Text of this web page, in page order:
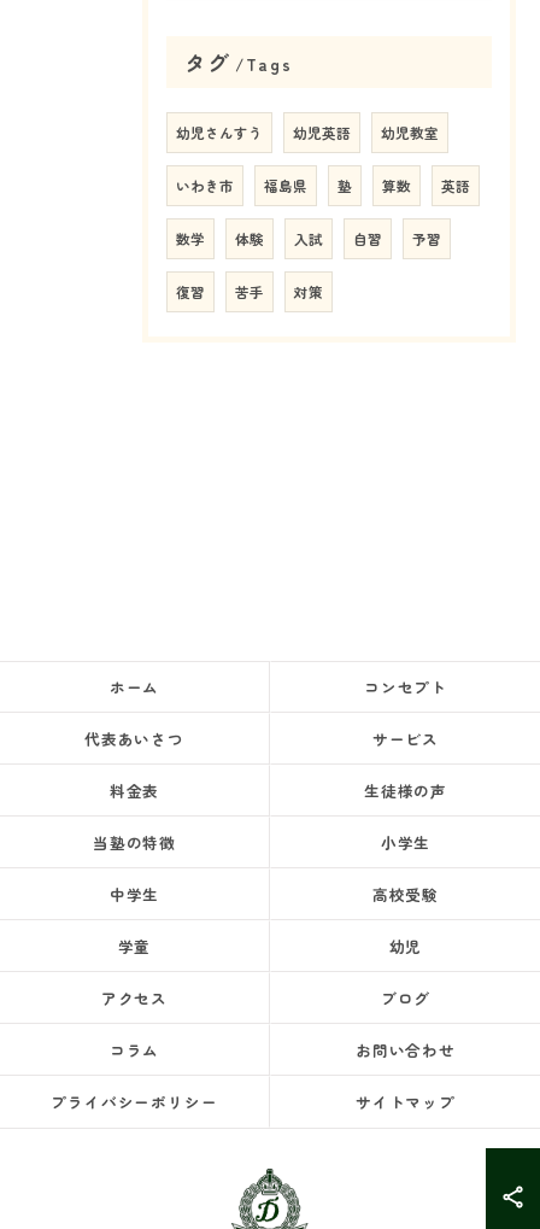
タグ Tags
幼児さんすう 幼児英語 幼児教室
いわき市 福島県 塾 算数 英語
数学 体験 入試 自習 予習
復習 苦手 対策
ホーム コンセプト
代表あいさつ サービス
料金表 生徒様の声
当塾の特徴 小学生
中学生 高校受験
学童 幼児
アクセス ブログ
コラム お問い合わせ
プライバシーポリシー サイトマップ